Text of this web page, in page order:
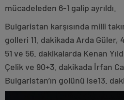
mücadeleden 6-1 galip ayrıldı.
Bulgaristan karşısında milli
golleri 11. dakikada Arda Güler,
51 ve 56. dakikalarda Kenan
Çelik ve 90+3. dakikada İrfan
Bulgaristan’ın golünü ise13.